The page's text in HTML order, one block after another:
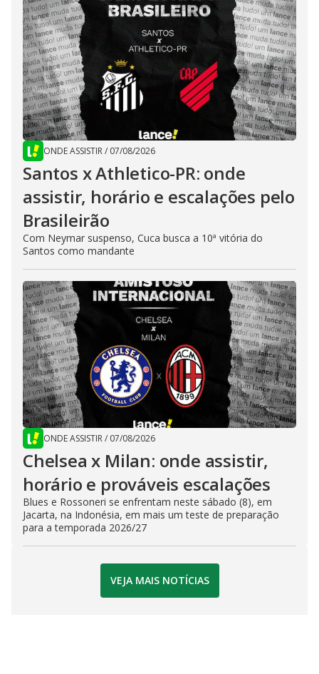
ONDE ASSISTIR/ 07/08/2026
Santos x Athletico-PR: onde
assistir, horário e escalações pelo
Brasileirão
Com Neymar suspenso, Cuca busca a 10ª vitória do
Santos como mandante
ONDE ASSISTIR/ 07/08/2026
Chelsea x Milan: onde assistir,
horário e prováveis escalações
Blues e Rossoneri se enfrentam neste sábado (8), em
Jacarta, na Indonésia, em mais um teste de preparação
para a temporada 2026/27
VEJA MAIS NOTÍCIAS